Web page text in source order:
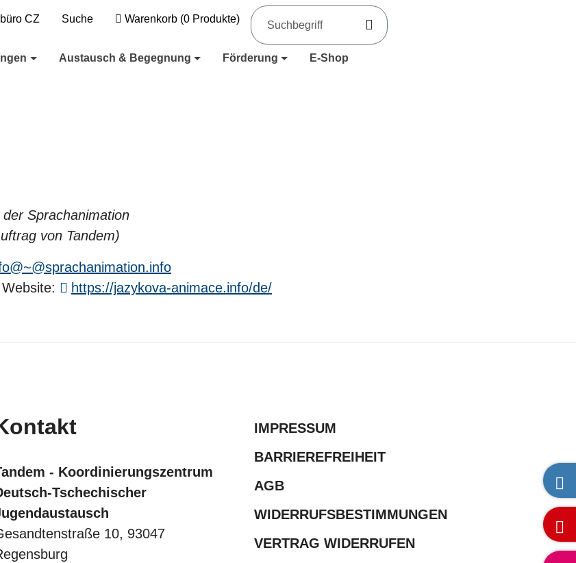
CZ Suche Warenkorb (0 Produkte)
Austausch & Begegnung Förderung E-Shop
Sprachanimation
von Tandem)
https://jazykova-animace.info/de/
- Koordinierungszentrum
Tschechischer
10, 93047
IMPRESSUM
BARRIEREFREIHEIT
AGB
WIDERRUFSBESTIMMUNGEN
VERTRAG WIDERRUFEN